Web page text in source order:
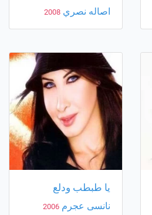
اصاله نصري 2008
يا طبطب ودلع
نانسى عجرم 2006